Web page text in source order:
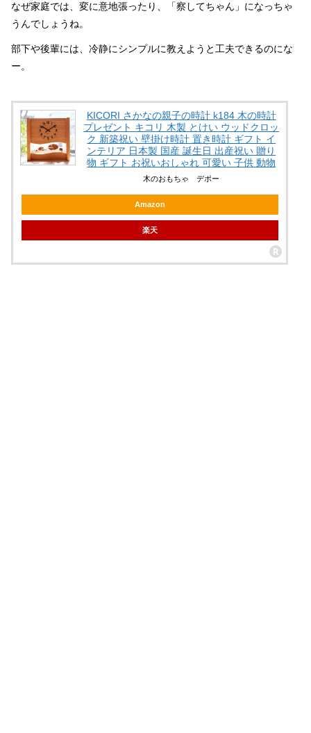
なぜ家庭では、変に意地張ったり、「察してちゃん」になっちゃ
うんでしょうね。
部下や後輩には、冷静にシンプルに教えようと工夫できるのにな
ー。
KICORI さかなの親子の時計 k184 木の時計
プレゼント キコリ 木製 とけい ウッドクロッ
ク 新築祝い 壁掛け時計 置き時計 ギフト イ
ンテリア 日本製 国産 誕生日 出産祝い 贈り
物 ギフト お祝いおしゃれ 可愛い 子供 動物
木のおもちゃ デポー
Amazon
楽天